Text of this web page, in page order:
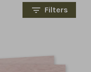
Filters